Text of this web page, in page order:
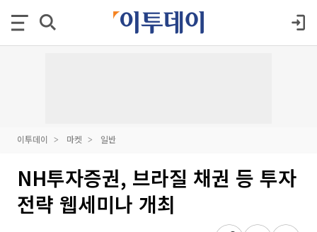
이투데이 마켓 일반
NH투자증권, 브라질 채권 등 투자
전략 웹세미나 개최